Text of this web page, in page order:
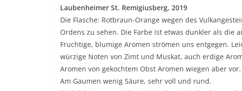
Laubenheimer St. Remigiusberg, 2019
Die Flasche: Rotbraun-Orange wegen des
Ordens zu sehen. Die Farbe ist etwas dunkler als die
Fruchtige, blumige Aromen strömen uns entgegen.
würzige Noten von Zimt und Muskat, auch erdige
Aromen von gekochtem Obst Aromen wiegen aber vor.
Am Gaumen wenig Säure, sehr voll und rund.